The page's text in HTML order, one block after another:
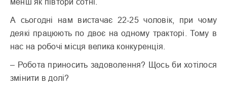
А сьогодні нам вистачає 22-25 чоловік, при чому
деякі працюють по двоє на одному тракторі. Тому в
нас на робочі місця велика конкуренція.
– Робота приносить задоволення? Щось би хотілося
змінити в долі?